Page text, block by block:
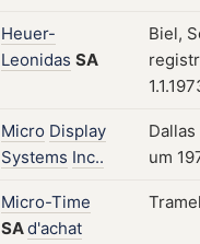
Heuer-
Leonidas SA
Biel,
Micro Display
Systems Inc..
Dallas
um
Micro-Time
SAd'achat